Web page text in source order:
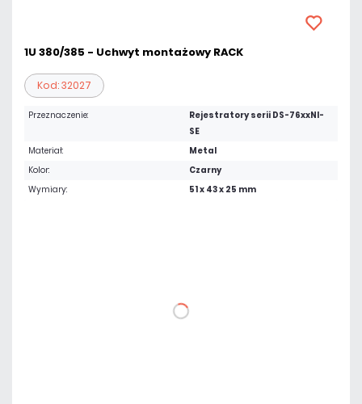
1U 380/385 - Uchwyt montażowy RACK
Kod: 32027
Przeznaczenie:
Rejestratory serii DS-76xxNI-
SE
Materiał:
Metal
Kolor:
Czarny
Wymiary:
51 x 43 x 25 mm
DO KOSZYKA